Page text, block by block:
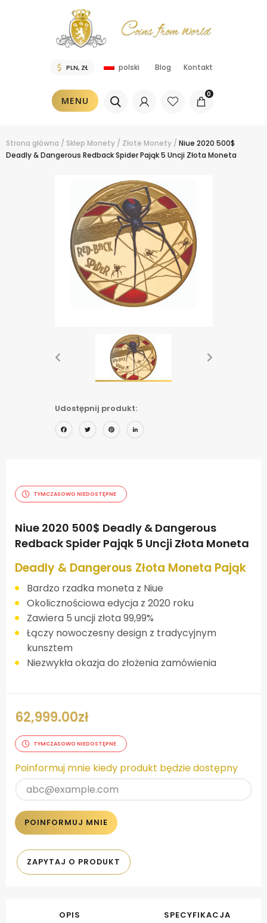
polski Blog Kontakt
MENU
0
Strona główna / Sklep Monety / Złote Monety / Niue 2020 500$
Deadly & Dangerous Redback Spider Pająk 5 Uncji Złota Moneta
Udostępnij produkt:
Facebook
TwitterPinterest
TYMCZASOWO NIEDOSTĘPNE
Niue 2020 500$ Deadly & Dangerous
Redback Spider Pająk 5 Uncji Złota Moneta
Deadly & Dangerous Złota Moneta Pająk
Bardzo rzadka moneta z Niue
Okolicznościowa edycja z 2020 roku
Zawiera 5 uncji złota 99,99%
Łączy nowoczesny design z tradycyjnym
kunsztem
Niezwykła okazja do złożenia zamówienia
62,999.00zł
TYMCZASOWO NIEDOSTĘPNE
Poinformuj mnie kiedy produkt będzie dostępny
POINFORMUJ MNIE
ZAPYTAJ O PRODUKT
OPIS SPECYFIKACJA